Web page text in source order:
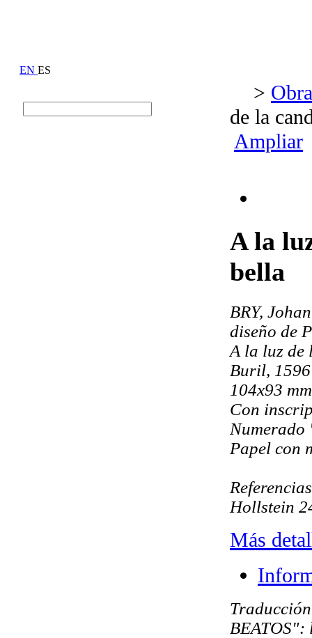
EN ES
>
de la
Ampliar
A la
bella
BRY,
diseño de
A la luz de
Buril, 1596
104x93
Con
Numerado
Papel con
Hollstein
Más
BEATOS":